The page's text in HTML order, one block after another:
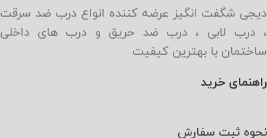
دیجی شگفت انگیز عرضه کننده انواع درب ضد سرقت
، درب لابی ، درب ضد حریق و درب های داخلی
ساختمان با بهترین کیفیت
راهنمای خرید
نحوه ثبت سفارش